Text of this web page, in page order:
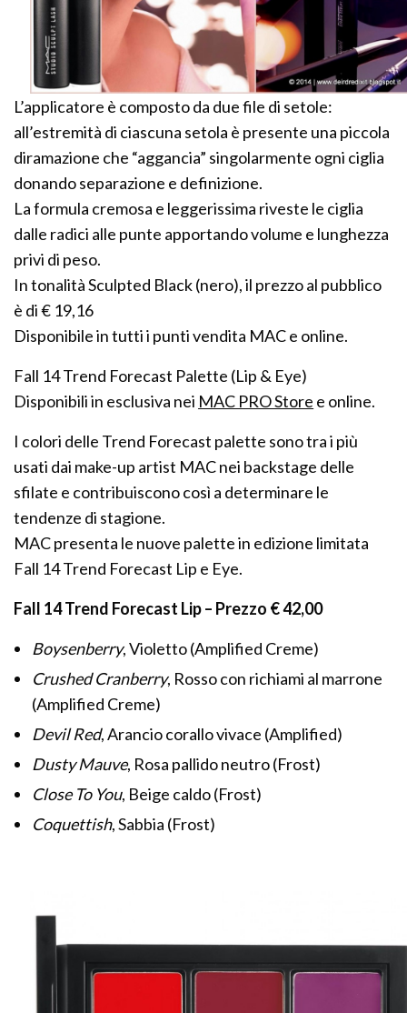
L’applicatore è composto da due file di setole:
all’estremità di ciascuna setola è presente una piccola
diramazione che “aggancia” singolarmente ogni ciglia
donando separazione e definizione.
La formula cremosa e leggerissima riveste le ciglia
dalle radici alle punte apportando volume e lunghezza
privi di peso.
In tonalità Sculpted Black (nero), il prezzo al pubblico
è di € 19,16
Disponibile in tutti i punti vendita MAC e online.
Fall 14 Trend Forecast Palette (Lip & Eye)
Disponibili in esclusiva nei MAC PRO Store e online.
I colori delle Trend Forecast palette sono tra i più
usati dai make-up artist MAC nei backstage delle
sfilate e contribuiscono così a determinare le
tendenze di stagione.
MAC presenta le nuove palette in edizione limitata
Fall 14 Trend Forecast Lip e Eye.
Fall 14 Trend Forecast Lip – Prezzo € 42,00
Boysenberry, Violetto (Amplified Creme)
Crushed Cranberry, Rosso con richiami al marrone
(Amplified Creme)
Devil Red, Arancio corallo vivace (Amplified)
Dusty Mauve, Rosa pallido neutro (Frost)
Close To You, Beige caldo (Frost)
Coquettish, Sabbia (Frost)